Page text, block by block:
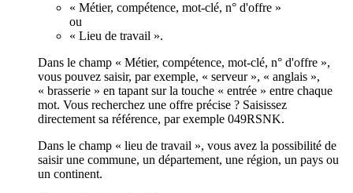
« Métier, compétence, mot-clé, n° d'offre »
ou
« Lieu de travail ».
Dans le champ « Métier, compétence, mot-clé, n° d'offre »,
vous pouvez saisir, par exemple, « serveur », « anglais »,
« brasserie » en tapant sur la touche « entrée » entre chaque
mot. Vous recherchez une offre précise ? Saisissez
directement sa référence, par exemple 049RSNK.
Dans le champ « lieu de travail », vous avez la possibilité de
saisir une commune, un département, une région, un pays ou
un continent.